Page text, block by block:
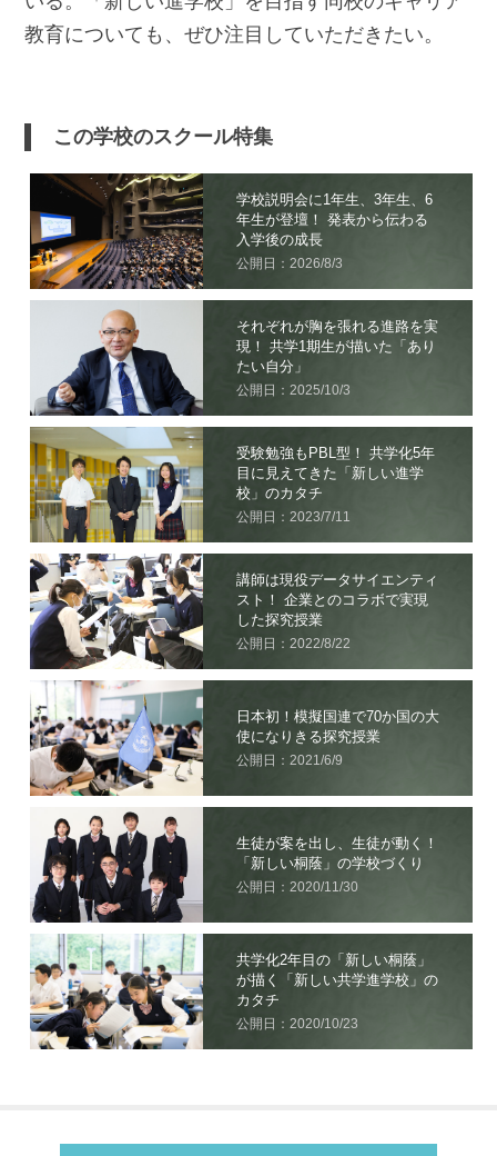
教育についても、ぜひ注目していただきたい。
この学校のスクール特集
学校説明会に1年生、3年生、6
年生が登壇！ 発表から伝わる
入学後の成長
公開日：2026/8/3
それぞれが胸を張れる進路を実
現！ 共学1期生が描いた「あり
たい自分」
公開日：2025/10/3
受験勉強もPBL型！ 共学化5年
目に見えてきた「新しい進学
校」のカタチ
公開日：2023/7/11
講師は現役データサイエンティ
スト！ 企業とのコラボで実現
した探究授業
公開日：2022/8/22
日本初！模擬国連で70か国の大
使になりきる探究授業
公開日：2021/6/9
生徒が案を出し、生徒が動く！
「新しい桐蔭」の学校づくり
公開日：2020/11/30
共学化2年目の「新しい桐蔭」
が描く「新しい共学進学校」の
カタチ
公開日：2020/10/23